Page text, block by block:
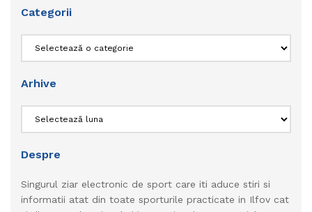
Categorii
Arhive
Despre
Singurul ziar electronic de sport care iti aduce stiri si
informatii atat din toate sporturile practicate in Ilfov cat